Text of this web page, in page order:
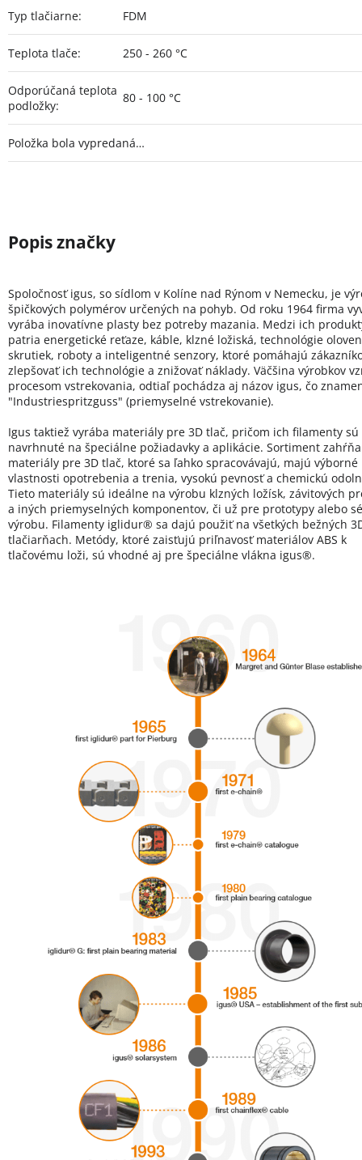
Typ tlačiarne: FDM
Teplota tlače: 250 - 260 °C
Odporúčaná teplota
podložky:
80 - 100 °C
Položka bola vypredaná…
Spoločnosť igus, so sídlom v Kolíne nad Rýnom v Nemecku, je
špičkových polymérov určených na pohyb. Od roku 1964 firma
vyrába inovatívne plasty bez potreby mazania. Medzi ich
patria energetické reťaze, káble, klzné ložiská, technológie
skrutiek, roboty a inteligentné senzory, ktoré pomáhajú
zlepšovať ich technológie a znižovať náklady. Väčšina výrobkov
procesom vstrekovania, odtiaľ pochádza aj názov igus, čo
"Industriespritzguss" (priemyselné vstrekovanie).
Igus taktiež vyrába materiály pre 3D tlač, pričom ich filamenty sú
navrhnuté na špeciálne požiadavky a aplikácie. Sortiment zahŕňa
materiály pre 3D tlač, ktoré sa ľahko spracovávajú, majú výborné
vlastnosti opotrebenia a trenia, vysokú pevnosť a chemickú
Tieto materiály sú ideálne na výrobu klzných ložísk, závitových
a iných priemyselných komponentov, či už pre prototypy alebo
výrobu. Filamenty iglidur® sa dajú použiť na všetkých bežných
tlačiarňach. Metódy, ktoré zaisťujú priľnavosť materiálov ABS k
tlačovému loži, sú vhodné aj pre špeciálne vlákna igus®.